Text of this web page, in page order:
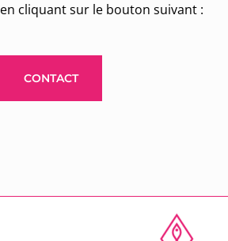
en cliquant sur le bouton suivant :
CONTACT